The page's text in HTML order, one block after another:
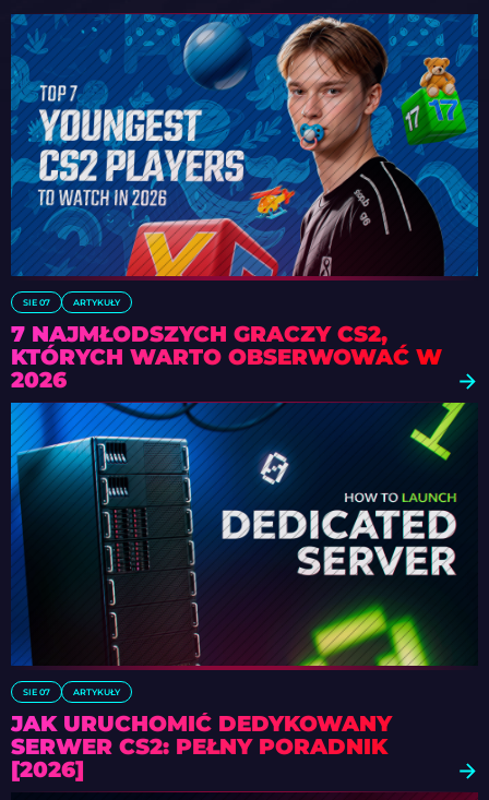
SIE 07 ARTYKUŁY
7 NAJMŁODSZYCH GRACZY CS2,
KTÓRYCH WARTO OBSERWOWAĆ W
2026
SIE 07 ARTYKUŁY
JAK URUCHOMIĆ DEDYKOWANY
SERWER CS2: PEŁNY PORADNIK
[2026]